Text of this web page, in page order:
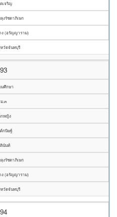
เจริญ
ลุงรัชดาภิเษก
ง (อรัญญาราม)
วัดจันทบุรี
93
มศึกษา
ม.๓
กหญิง
กนิษฐ์
นันท์
ลุงรัชดาภิเษก
ง (อรัญญาราม)
วัดจันทบุรี
94